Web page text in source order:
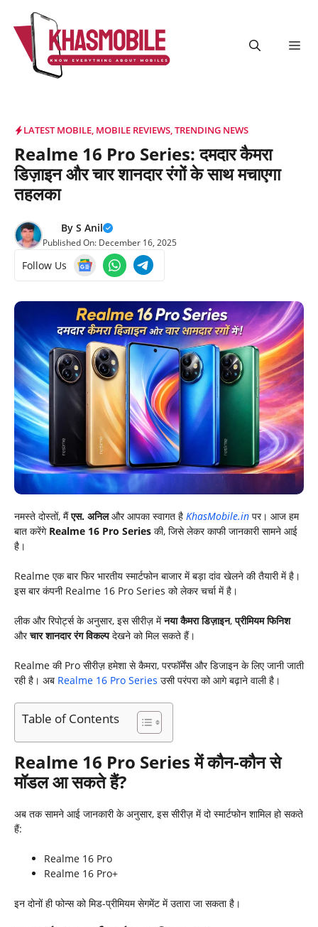
content
LATEST MOBILE, MOBILE REVIEWS,TRENDING NEWS
Realme 16 Pro Series: दमदार कैमरा
डिज़ाइन और चार शानदार रंगों के साथ मचाएगा
तहलका
By S Anil
Published On: December 16, 2025
Follow Us
नमस्ते दोस्तों, मैंएस. अनिलऔर आपका स्वागत है KhasMobile.in पर। आज हम
बात करेंगेRealme 16 Pro Series की, जिसे लेकर काफी जानकारी सामने आई
है।
Realme एक बार फिर भारतीय स्मार्टफोन बाजार में बड़ा दांव खेलने की तैयारी में है।
इस बार कंपनी Realme 16 Pro Series को लेकर चर्चा में है।
लीक और रिपोर्ट्स के अनुसार, इस सीरीज़ मेंनया कैमरा डिज़ाइन,प्रीमियम फिनिश
औरचार शानदार रंग विकल्पदेखने को मिल सकते हैं।
Realme की Pro सीरीज़ हमेशा से कैमरा, परफॉर्मेंस और डिजाइन के लिए जानी जाती
रही है। अब Realme 16 Pro Series उसी परंपरा को आगे बढ़ाने वाली है।
Table of Contents
Realme 16 Pro Seriesमें कौन-कौन से
मॉडल आ सकते हैं?
अब तक सामने आई जानकारी के अनुसार, इस सीरीज़ में दो स्मार्टफोन शामिल हो सकते
हैं:
Realme 16 Pro
Realme 16 Pro+
इन दोनों ही फोन्स को मिड-प्रीमियम सेगमेंट में उतारा जा सकता है।